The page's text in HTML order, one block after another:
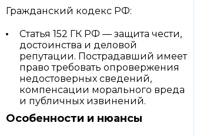
Гражданский кодекс РФ:
Статья 152 ГК РФ — защита чести,
достоинства и деловой
репутации. Пострадавший имеет
право требовать опровержения
недостоверных сведений,
компенсации морального вреда
и публичных извинений.
Особенности и нюансы